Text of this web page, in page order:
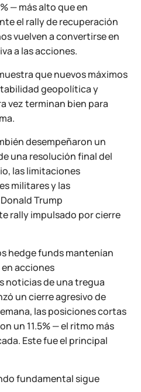
— más alto que en
el rally de recuperación
vuelven a convertirse en
a las acciones.
que nuevos máximos
geopolítica y
vez terminan bien para
desempeñaron un
una resolución final del
las limitaciones
militares y las
Trump
rally impulsado por cierre
hedge funds mantenían
acciones
noticias de una tregua
un cierre agresivo de
las posiciones cortas
un 11.5% — el ritmo más
Este fue el principal
fundamental sigue